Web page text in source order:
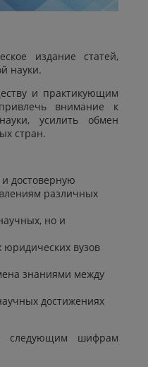
издание статей,
науки.
и практикующим
внимание к
усилить обмен
стран.
достоверную
различных
но и
вузов
знаниями между
достижениях
следующим шифрам